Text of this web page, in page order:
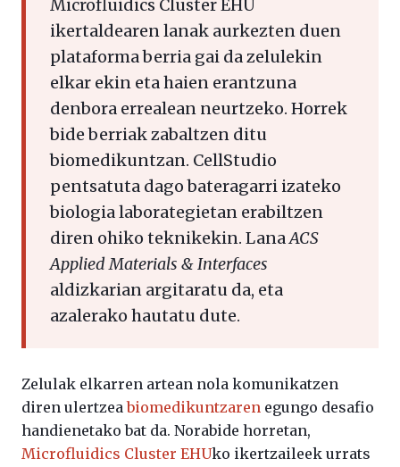
Microfluidics Cluster EHU
ikertaldearen lanak aurkezten duen
plataforma berria gai da zelulekin
elkar ekin eta haien erantzuna
denbora errealean neurtzeko. Horrek
bide berriak zabaltzen ditu
biomedikuntzan. CellStudio
pentsatuta dago bateragarri izateko
biologia laborategietan erabiltzen
diren ohiko teknikekin. Lana ACS
Applied Materials & Interfaces
aldizkarian argitaratu da, eta
azalerako hautatu dute.
Zelulak elkarren artean nola komunikatzen
diren ulertzeabiomedikuntzaren egungo desafio
handienetako bat da. Norabide horretan,
Microfluidics Cluster EHUko ikertzaileek urrats